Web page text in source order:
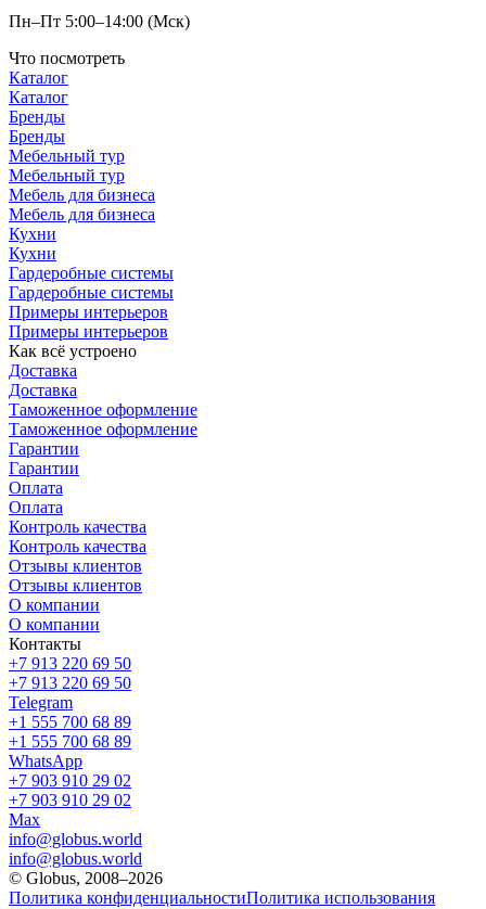
Пн–Пт 5:00–14:00 (Мск)
Что посмотреть
Каталог
Каталог
Бренды
Бренды
Мебельный тур
Мебельный тур
Мебель для бизнеса
Мебель для бизнеса
Кухни
Кухни
Гардеробные системы
Гардеробные системы
Примеры интерьеров
Примеры интерьеров
Как всё устроено
Доставка
Доставка
Таможенное оформление
Таможенное оформление
Гарантии
Гарантии
Оплата
Оплата
Контроль качества
Контроль качества
Отзывы клиентов
Отзывы клиентов
О компании
О компании
Контакты
+7 913 220 69 50
+7 913 220 69 50
Telegram
+1 555 700 68 89
+1 555 700 68 89
WhatsApp
+7 903 910 29 02
+7 903 910 29 02
Max
info@globus.world
info@globus.world
© Globus, 2008–2026
Политика конфиденциальностиПолитика использования